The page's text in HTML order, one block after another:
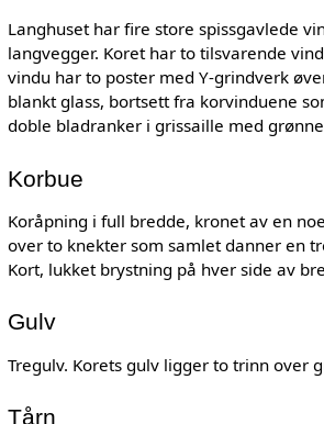
Langhuset har fire store spissgavlede
langvegger. Koret har to tilsvarende
vindu har to poster med Y-grindverk
blankt glass, bortsett fra korvinduene
doble bladranker i grissaille med
Korbue
Koråpning i full bredde, kronet av en
over to knekter som samlet danner en
Kort, lukket brystning på hver side av
Gulv
Tregulv. Korets gulv ligger to trinn over
Tårn